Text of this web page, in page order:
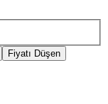
Fiyatı Düşen